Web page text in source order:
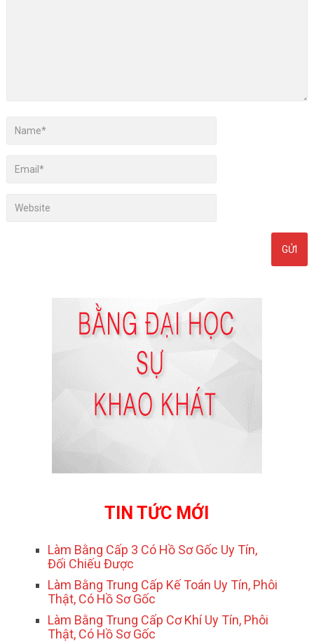
TIN TỨC MỚI
Làm Bằng Cấp 3 Có Hồ Sơ Gốc Uy Tín,
Đối Chiếu Được
Làm Bằng Trung Cấp Kế Toán Uy Tín, Phôi
Thật, Có Hồ Sơ Gốc
Làm Bằng Trung Cấp Cơ Khí Uy Tín, Phôi
Thật, Có Hồ Sơ Gốc